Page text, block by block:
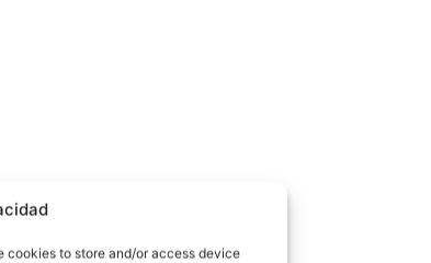
cookies to store and/or access device